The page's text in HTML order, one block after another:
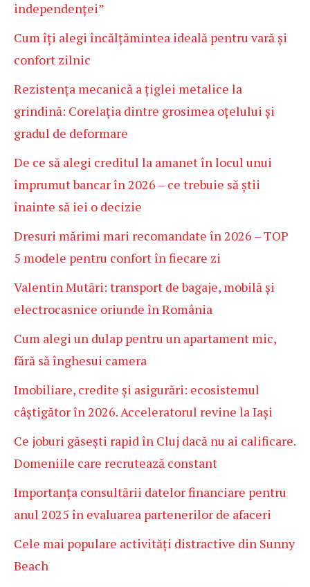
independenței”
Cum îți alegi încălțămintea ideală pentru vară și
confort zilnic
Rezistența mecanică a țiglei metalice la
grindină: Corelația dintre grosimea oțelului și
gradul de deformare
De ce să alegi creditul la amanet în locul unui
împrumut bancar în 2026 – ce trebuie să știi
înainte să iei o decizie
Dresuri mărimi mari recomandate în 2026 – TOP
5 modele pentru confort în fiecare zi
Valentin Mutări: transport de bagaje, mobilă și
electrocasnice oriunde în România
Cum alegi un dulap pentru un apartament mic,
fără să înghesui camera
Imobiliare, credite și asigurări: ecosistemul
câștigător în 2026. Acceleratorul revine la Iași
Ce joburi găsești rapid în Cluj dacă nu ai calificare.
Domeniile care recrutează constant
Importanța consultării datelor financiare pentru
anul 2025 în evaluarea partenerilor de afaceri
Cele mai populare activități distractive din Sunny
Beach